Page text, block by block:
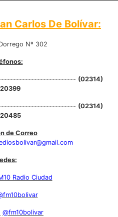
Carlos De Bolívar:
Nº 302
(02314)
(02314)
de Correo
Radio Ciudad
@fm10bolivar